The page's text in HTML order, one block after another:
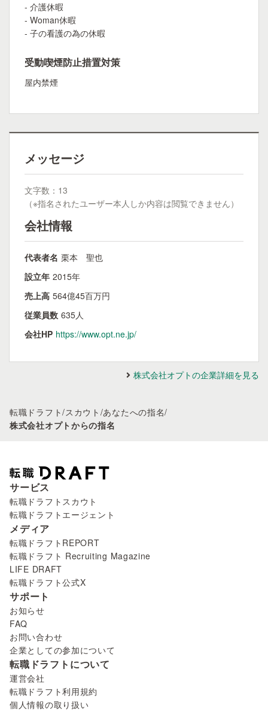
- 介護休暇
- Woman休暇
- 子の看護の為の休暇
受動喫煙防止措置対策
屋内禁煙
メッセージ
文字数：13
（※指名されたユーザー本人しか内容は閲覧できません）
会社情報
代表者名 栗本 聖也
設立年 2015年
売上高 564億45百万円
従業員数 635人
会社HP https://www.opt.ne.jp/
株式会社オプトの企業詳細を見る
転職ドラフト/スカウト /あなたへの指名/
株式会社オプトからの指名
サービス
転職ドラフトスカウト
転職ドラフトエージェント
メディア
転職ドラフトREPORT
転職ドラフト Recruiting Magazine
LIFE DRAFT
転職ドラフト公式X
サポート
お知らせ
FAQ
お問い合わせ
企業としての参加について
転職ドラフトについて
運営会社
転職ドラフト利用規約
個人情報の取り扱い